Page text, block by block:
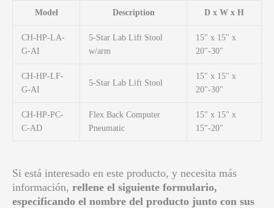
Model Description D x W x H
CH-HP-LA-
G-AI
5-Star Lab Lift Stool
w/arm
15" x 15" x
20"-30"
CH-HP-LF-
G-AI
5-Star Lab Lift Stool
15" x 15" x
20"-30"
CH-HP-PC-
C-AD
Flex Back Computer
Pneumatic
15" x 15" x
15"-20"
Si está interesado en este producto, y necesita más
información, rellene el siguiente formulario,
especificando el nombre del producto junto con sus